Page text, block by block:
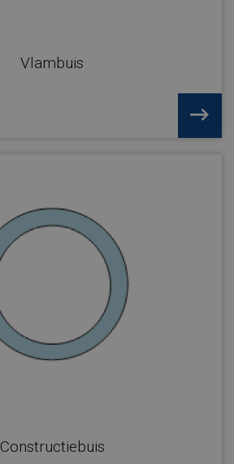
Vlambuis
Constructiebuis